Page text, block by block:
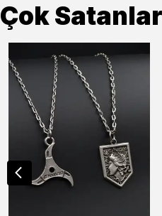
Çok Satanlar